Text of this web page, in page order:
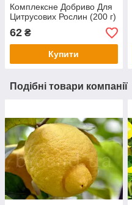
Комплексне Добриво Для
Цитрусових Рослин (200 г)
62 ₴
Купити
Подібні товари компанії